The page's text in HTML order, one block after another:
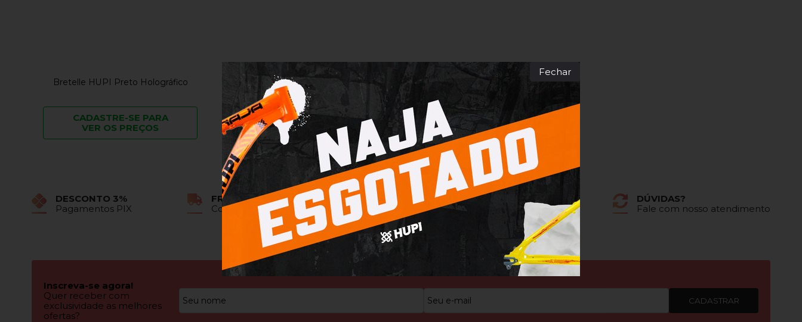
Bretelle HUPI Preto Holográfico
CADASTRE-SE PARA
VER OS PREÇOS
DESCONTO 3%
Pagamentos PIX
FRETE GRÁTIS
Confira as Condições
PEDIDO MÍNIMO R$8.000,00
Confira condições com os vendedores
DÚVIDAS?
Fale com nosso atendimento
Inscreva-se agora!
Quer receber com
exclusividade as melhores
ofertas?
CADASTRAR
Fechar